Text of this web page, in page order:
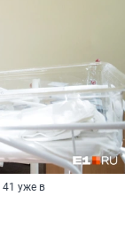
41 уже в